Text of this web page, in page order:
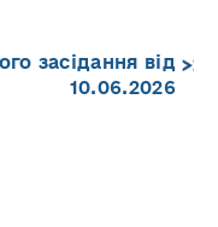
засідання від
10.06.2026